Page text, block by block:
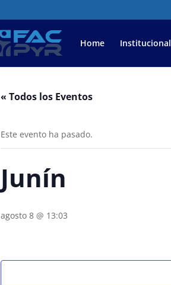
Home Institucional
« Todos los Eventos
Este evento ha pasado.
Junín
agosto 8 @ 13:03